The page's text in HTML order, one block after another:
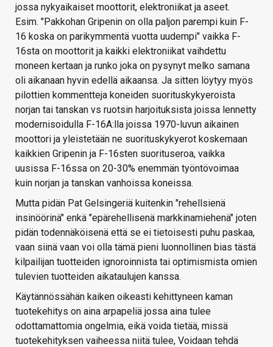
jossa nykyaikaiset moottorit, elektroniikat ja aseet.
Esim. "Pakkohan Gripenin on olla paljon parempi kuin F-
16 koska on parikymmentä vuotta uudempi" vaikka F-
16sta on moottorit ja kaikki elektroniikat vaihdettu
moneen kertaan ja runko joka on pysynyt melko samana
oli aikanaan hyvin edellä aikaansa. Ja sitten löytyy myös
pilottien kommentteja koneiden suorituskykyeroista
norjan tai tanskan vs ruotsin harjoituksista joissa lennetty
modernisoidulla F-16A:lla joissa 1970-luvun aikainen
moottori ja yleistetään ne suorituskykyerot koskemaan
kaikkien Gripenin ja F-16sten suorituseroa, vaikka
uusissa F-16ssa on 20-30% enemmän työntövoimaa
kuin norjan ja tanskan vanhoissa koneissa.
Mutta pidän Pat Gelsingeriä kuitenkin "rehellsienä
insinöörinä" enkä "epärehellisenä markkinamiehenä" joten
pidän todennäköisenä että se ei tietoisesti puhu paskaa,
vaan siinä vaan voi olla tämä pieni luonnollinen bias tästä
kilpailijan tuotteiden ignoroinnista tai optimismista omien
tulevien tuotteiden aikataulujen kanssa.
Käytännössähän kaiken oikeasti kehittyneen kaman
tuotekehitys on aina arpapeliä jossa aina tulee
odottamattomia ongelmia, eikä voida tietää, missä
tuotekehityksen vaiheessa niitä tulee, Voidaan tehdä